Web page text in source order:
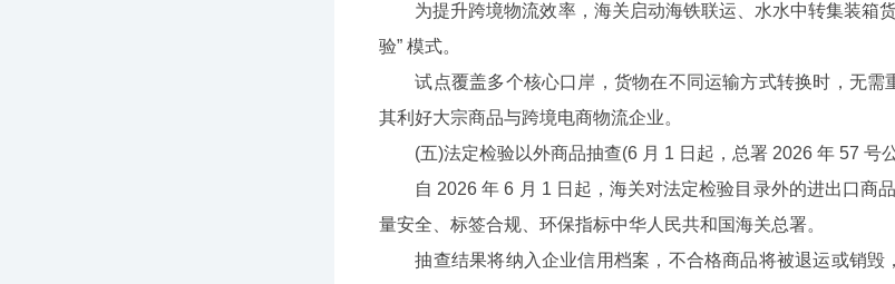
为提升跨境物流效率，海关启动海铁联运、水水中转集装箱
验” 模式。
试点覆盖多个核心口岸，货物在不同运输方式转换时，无需
其利好大宗商品与跨境电商物流企业。
(五)法定检验以外商品抽查(6 月 1 日起，总署 2026 年 57 号
自 2026 年 6 月 1 日起，海关对法定检验目录外的进出口商
量安全、标签合规、环保指标中华人民共和国海关总署。
抽查结果将纳入企业信用档案，不合格商品将被退运或销毁